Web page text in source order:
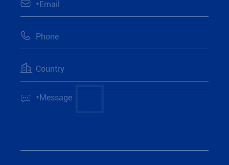



